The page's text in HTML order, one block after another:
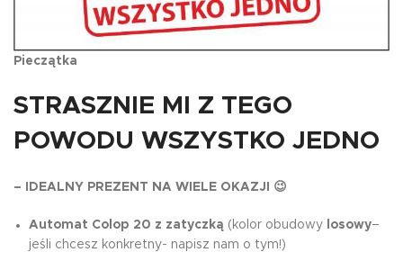
Pieczątka
STRASZNIE MI Z TEGO
POWODU WSZYSTKO JEDNO
– IDEALNY PREZENT NA WIELE OKAZJI 😉
Automat Colop 20 z zatyczką (kolor obudowy losowy–
jeśli chcesz konkretny- napisz nam o tym!)